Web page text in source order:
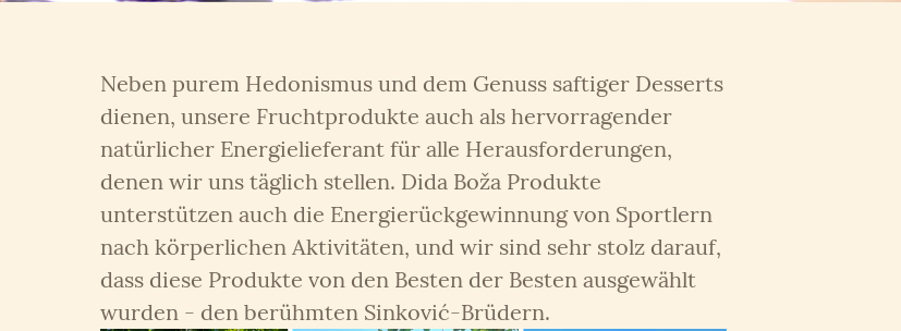
Neben purem Hedonismus und dem Genuss saftiger Desserts
dienen, unsere Fruchtprodukte auch als hervorragender
natürlicher Energielieferant für alle Herausforderungen,
denen wir uns täglich stellen. Dida Boža Produkte
unterstützen auch die Energierückgewinnung von Sportlern
nach körperlichen Aktivitäten, und wir sind sehr stolz darauf,
dass diese Produkte von den Besten der Besten ausgewählt
wurden - den berühmten Sinković-Brüdern.